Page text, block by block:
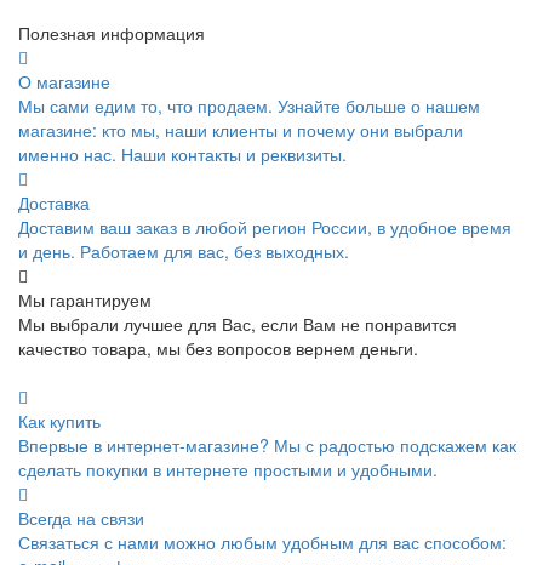
Полезная информация
О магазине
Мы сами едим то, что продаем. Узнайте больше о нашем
магазине: кто мы, наши клиенты и почему они выбрали
именно нас. Наши контакты и реквизиты.
Доставка
Доставим ваш заказ в любой регион России, в удобное время
и день. Работаем для вас, без выходных.
Мы гарантируем
Мы выбрали лучшее для Вас, если Вам не понравится
качество товара, мы без вопросов вернем деньги.
Как купить
Впервые в интернет-магазине? Мы с радостью подскажем как
сделать покупки в интернете простыми и удобными.
Всегда на связи
Связаться с нами можно любым удобным для вас способом: